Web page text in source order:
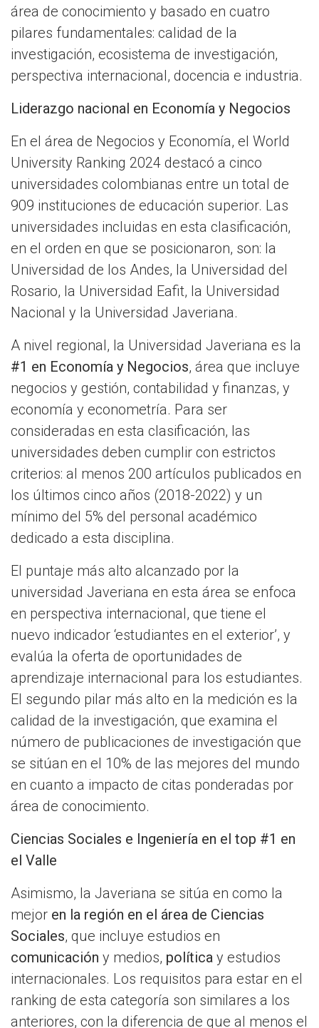
área de conocimiento y basado en cuatro
pilares fundamentales: calidad de la
investigación, ecosistema de investigación,
perspectiva internacional, docencia e industria.
Liderazgo nacional en Economía y Negocios
En el área de Negocios y Economía, el World
University Ranking 2024 destacó a cinco
universidades colombianas entre un total de
909 instituciones de educación superior. Las
universidades incluidas en esta clasificación,
en el orden en que se posicionaron, son: la
Universidad de los Andes, la Universidad del
Rosario, la Universidad Eafit, la Universidad
Nacional y la Universidad Javeriana.
A nivel regional, la Universidad Javeriana es la
#1 en Economía y Negocios, área que incluye
negocios y gestión, contabilidad y finanzas, y
economía y econometría. Para ser
consideradas en esta clasificación, las
universidades deben cumplir con estrictos
criterios: al menos 200 artículos publicados en
los últimos cinco años (2018-2022) y un
mínimo del 5% del personal académico
dedicado a esta disciplina.
El puntaje más alto alcanzado por la
universidad Javeriana en esta área se enfoca
en perspectiva internacional, que tiene el
nuevo indicador ‘estudiantes en el exterior’, y
evalúa la oferta de oportunidades de
aprendizaje internacional para los estudiantes.
El segundo pilar más alto en la medición es la
calidad de la investigación, que examina el
número de publicaciones de investigación que
se sitúan en el 10% de las mejores del mundo
en cuanto a impacto de citas ponderadas por
área de conocimiento.
Ciencias Sociales e Ingeniería en el top #1 en
el Valle
Asimismo, la Javeriana se sitúa en como la
mejor en la región en el área de Ciencias
Sociales, que incluye estudios en
comunicación y medios, política y estudios
internacionales. Los requisitos para estar en el
ranking de esta categoría son similares a los
anteriores, con la diferencia de que al menos el